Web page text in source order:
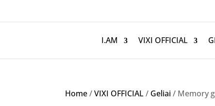
I.AM VIXI OFFICIAL
Home/VIXI OFFICIAL/ Geliai / Memory